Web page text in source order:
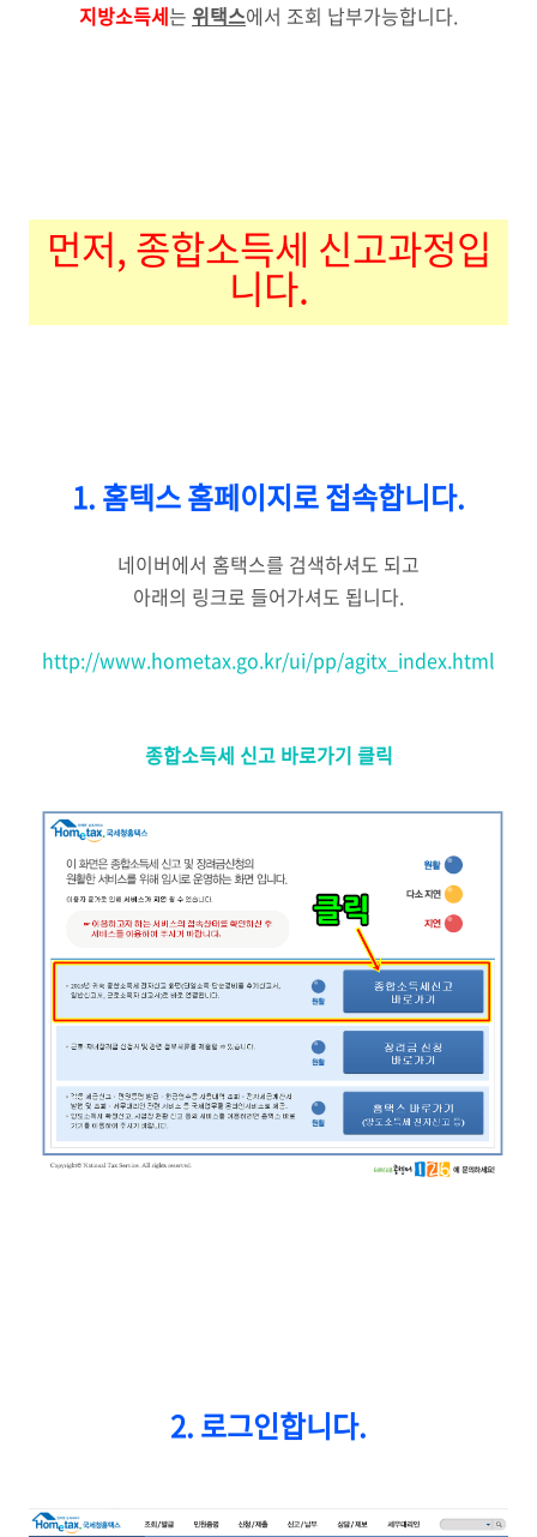
지방소득세는 위택스에서 조회 납부가능합니다.
먼저, 종합소득세 신고과정입
니다.
1. 홈텍스 홈페이지로접속합니다.
네이버에서 홈택스를 검색하셔도 되고
아래의 링크로 들어가셔도 됩니다.
http://www.hometax.go.kr/ui/pp/agitx_index.html
종합소득세 신고 바로가기 클릭
2.로그인합니다.